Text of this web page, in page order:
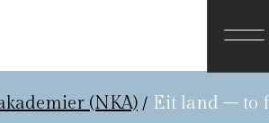
(NKA) / Eit land – to